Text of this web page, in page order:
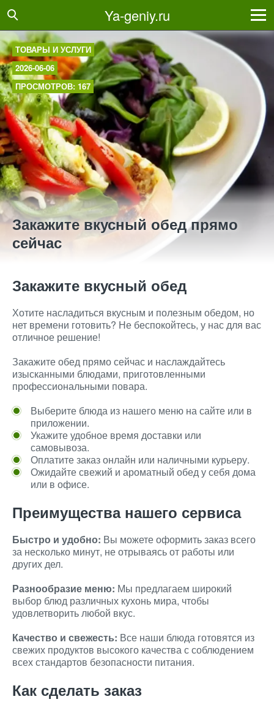
Ya-geniy.ru
ТОВАРЫ И УСЛУГИ
2026-06-06
ПРОСМОТРОВ: 167
Закажите вкусный обед прямо
сейчас
Закажите вкусный обед
Хотите насладиться вкусным и полезным обедом, но
нет времени готовить? Не беспокойтесь, у нас для вас
отличное решение!
Закажите обед прямо сейчас и наслаждайтесь
изысканными блюдами, приготовленными
профессиональными повара.
Выберите блюда из нашего меню на сайте или в
приложении.
Укажите удобное время доставки или
самовывоза.
Оплатите заказ онлайн или наличными курьеру.
Ожидайте свежий и ароматный обед у себя дома
или в офисе.
Преимущества нашего сервиса
Быстро и удобно: Вы можете оформить заказ всего
за несколько минут, не отрываясь от работы или
других дел.
Разнообразие меню: Мы предлагаем широкий
выбор блюд различных кухонь мира, чтобы
удовлетворить любой вкус.
Качество и свежесть: Все наши блюда готовятся из
свежих продуктов высокого качества с соблюдением
всех стандартов безопасности питания.
Как сделать заказ